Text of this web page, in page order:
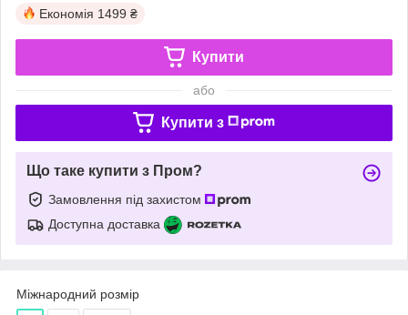
Економія 1499 ₴
Купити
або
Купити з
Що таке купити з Пром?
Замовлення під захистом
Доступна доставка
Міжнародний розмір